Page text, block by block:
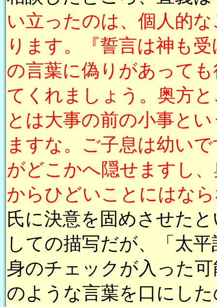
い立ったのは、個人的
ります。『誓言は神も
の言葉に偽りがあって
てくれましょう。奥方
とは大事の前の小事と
ますな。ご子息は幼い
がどこかへ隠せますし
からひどいことにはな
氏に決意を固めさせた
しての描写だが、「太
身のチェックが入った
のような言葉を口にし